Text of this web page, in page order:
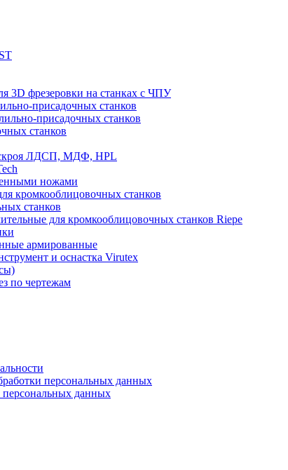
3D фрезеровки на станках с ЧПУ
присадочных станков
присадочных станков
станков
ЛДСП, МДФ, HPL
ножами
кромкооблицовочных станков
станков
для кромкооблицовочных станков Riepe
армированные
и оснастка Virutex
по чертежам
персональных данных
персональных данных